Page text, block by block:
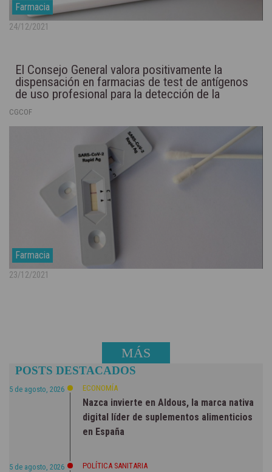
Farmacia
24/12/2021
El Consejo General valora positivamente la
dispensación en farmacias de test de antígenos
de uso profesional para la detección de la
COVID-19
CGCOF
Farmacia
23/12/2021
MÁS
NOTICIAS
POSTS DESTACADOS
5 de agosto, 2026 ECONOMÍA
Nazca invierte en Aldous, la marca nativa
digital líder de suplementos alimenticios
en España
5 de agosto, 2026 POLÍTICA SANITARIA